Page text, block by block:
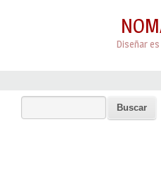
Diseñar